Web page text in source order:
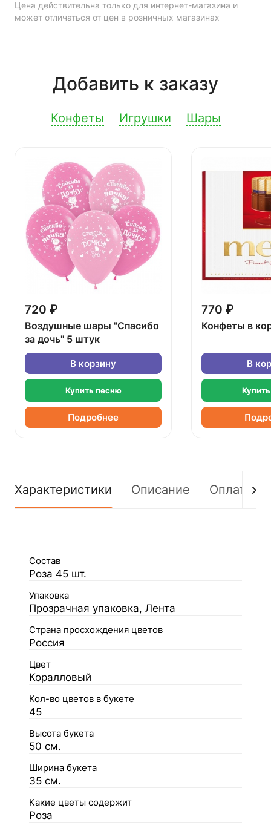
Цена действительна только для интернет-магазина и
может отличаться от цен в розничных магазинах
Добавить к заказу
Конфеты Игрушки Шары
720 ₽
Воздушные шары "Спасибо
за дочь" 5 штук
В корзину
Купить песню
Подробнее
770 ₽
Конфеты в
В
Характеристики Описание Оплата
Состав
Роза 45 шт.
Упаковка
Прозрачная упаковка, Лента
Страна просхождения цветов
Россия
Цвет
Коралловый
Кол-во цветов в букете
45
Высота букета
50 см.
Ширина букета
35 см.
Какие цветы содержит
Роза